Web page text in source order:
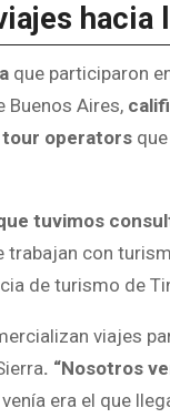
hacia
que participaron
Buenos Aires,
tour operators
tuvimos
trabajan con
de turismo de
viajes
. “Nosotros
era el que